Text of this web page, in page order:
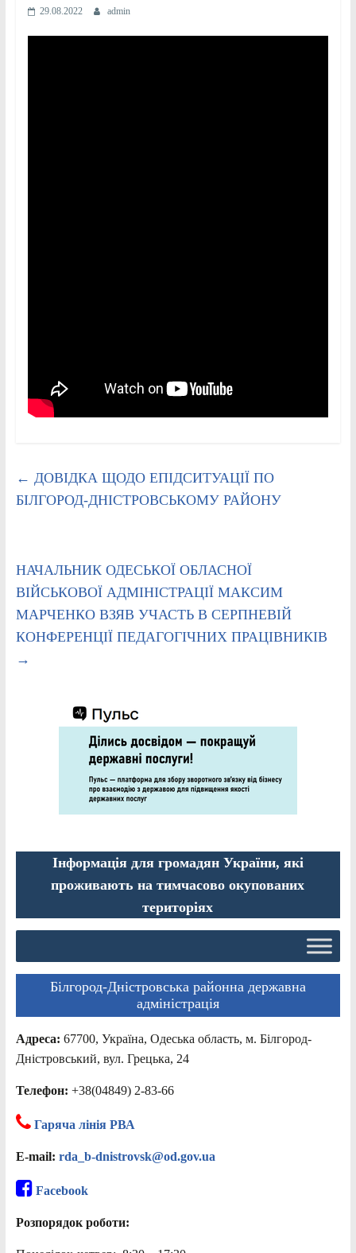
29.08.2022 admin
← ДОВІДКА ЩОДО ЕПІДСИТУАЦІЇ ПО
БІЛГОРОД-ДНІСТРОВСЬКОМУ РАЙОНУ
НАЧАЛЬНИК ОДЕСЬКОЇ ОБЛАСНОЇ
ВІЙСЬКОВОЇ АДМІНІСТРАЦІЇ МАКСИМ
МАРЧЕНКО ВЗЯВ УЧАСТЬ В СЕРПНЕВІЙ
КОНФЕРЕНЦІЇ ПЕДАГОГІЧНИХ ПРАЦІВНИКІВ
→
Інформація для громадян України, які
проживають на тимчасово окупованих
територіях
Білгород-Дністровська районна державна
адміністрація
Адреса: 67700, Україна, Одеська область, м. Білгород-
Дністровський, вул. Грецька, 24
Телефон: +38(04849) 2-83-66
Гаряча лінія РВА
E-mail: rda_b-dnistrovsk@od.gov.ua
Facebook
Розпорядок роботи: